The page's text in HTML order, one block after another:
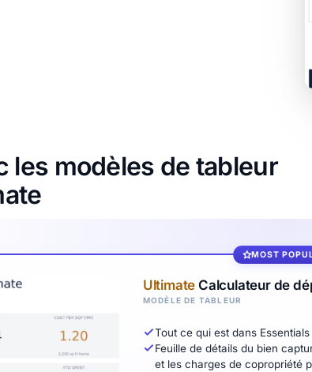
les modèles de tableur
MOST
Ultimate Calculateur de
MODÈLE DE TABLEUR
Tout ce qui est dans Essentials
Feuille de détails du bien
et les charges de copropriété